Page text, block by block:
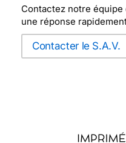
Contactez notre
une réponse
Contacter le S.A.V.